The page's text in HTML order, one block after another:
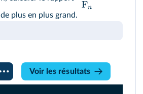
Fn
plus en plus grand.
Voir les résultats